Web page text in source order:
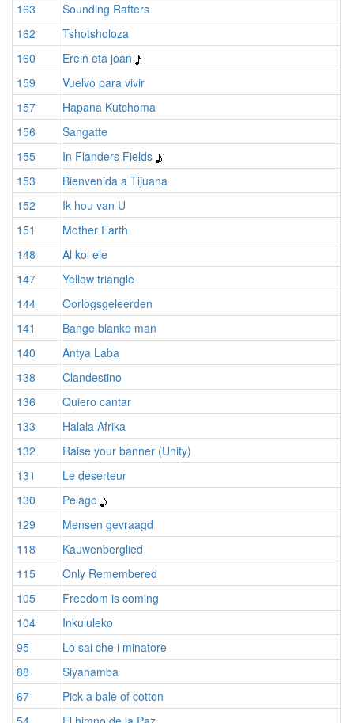
163
Sounding Rafters
162
Tshotsholoza
160
Erein eta joan
159
Vuelvo para vivir
157
Hapana Kutchoma
156
Sangatte
155
In Flanders Fields
153
Bienvenida a Tijuana
152
Ik hou van U
151
Mother Earth
148
Al kol ele
147
Yellow triangle
144
Oorlogsgeleerden
141
Bange blanke man
140
Antya Laba
138
Clandestino
136
Quiero cantar
133
Halala Afrika
132
Raise your banner (Unity)
131
Le deserteur
130
Pelago
129
Mensen gevraagd
118
Kauwenberglied
115
Only Remembered
105
Freedom is coming
104
Inkululeko
95
Lo sai che i minatore
88
Siyahamba
67
Pick a bale of cotton